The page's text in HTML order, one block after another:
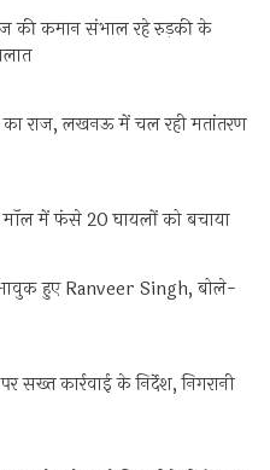
की कमान संभाल रहे रुड़की के
का राज, लखनऊ में चल रही मतांतरण
में फंसे 20 घायलों को बचाया
हुए Ranveer Singh, बोले-
सख्त कार्रवाई के निर्देश, निगरानी